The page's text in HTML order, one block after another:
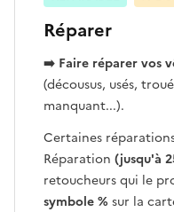
Réparer
➡️ Faire réparer vos
(décousus, usés,
manquant...).
Certaines
Réparation (jusqu'à
retoucheurs qui le
symbole % sur la